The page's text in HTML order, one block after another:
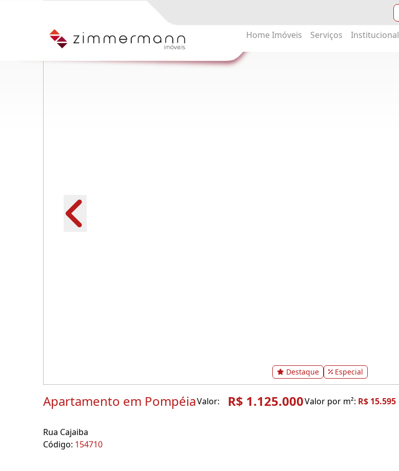
Home Imóveis Serviços Institucional
Destaque Especial
Apartamento em PompéiaValor: R$ 1.125.000Valor por m²: R$ 15.595
Rua Cajaiba
Código: 154710